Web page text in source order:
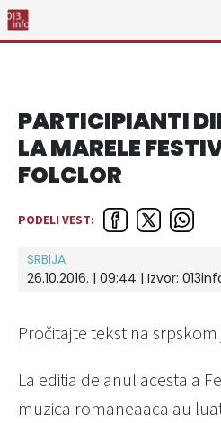
PARTICIPIANTI
LA MARELE
FOLCLOR
PODELI VEST:
SRBIJA
26.10.2016. | 09:44 | Izvor:
Pročitajte tekst na srpskom
La editia de anul acesta a
muzica romaneaaca au